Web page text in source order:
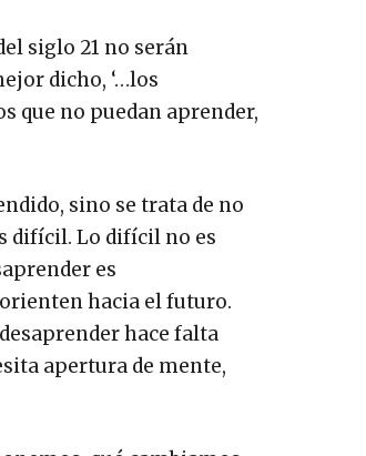
siglo 21 no serán
dicho, ‘…los
que no puedan aprender,
sino se trata de no
difícil. Lo difícil no es
es
hacia el futuro.
hace falta
apertura de mente,